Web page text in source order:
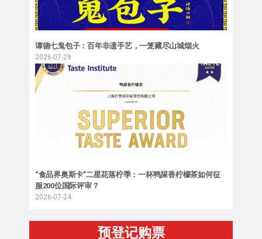
谭德七鬼包子：百年非遗手艺，一笼藏尽山城烟火
2026-07-29
“食品界奥斯卡”二星花落柠季：一杯鸭屎香柠檬茶如何征
服200位国际评审？
2026-07-24
预登记购票